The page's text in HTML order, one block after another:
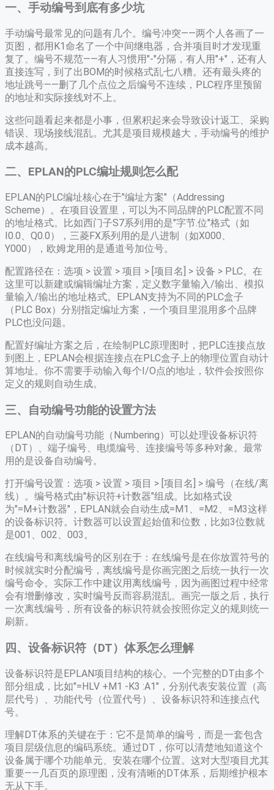
一、手动编号到底有多少坑
手动编号最常见的问题有几个。编号冲突——两个人各画了一
页图，都用K1命名了一个中间继电器，合并项目时才发现重
复了。编号不规范——有人习惯用"-"分隔，有人用"+"，还有人
直接连写，到了出BOM的时候格式乱七八糟。还有最头疼的
地址跳号——删了几个点位之后编号不连续，PLC程序里预留
的地址和实际接线对不上。
这些问题看起来都是小事，但累积起来会导致设计返工、采购
错误、现场接线混乱。尤其是项目规模越大，手动编号的维护
成本越高。
二、EPLAN的PLC编址规则怎么配
EPLAN的PLC编址核心在于"编址方案"（Addressing
Scheme）。在项目设置里，可以为不同品牌的PLC配置不同
的地址格式。比如西门子S7系列用的是"字节.位"格式（如
I0.0、Q0.0），三菱FX系列用的是八进制（如X000、
Y000），欧姆龙用的是通道号加位号。
配置路径在：选项 > 设置 > 项目 > [项目名] > 设备 > PLC。在
这里可以新建或编辑编址方案，定义数字量输入/输出、模拟
量输入/输出的地址格式。EPLAN支持为不同的PLC盒子
（PLC Box）分别指定编址方案，一个项目里混用多个品牌
PLC也没问题。
配置好编址方案之后，在绘制PLC原理图时，把PLC连接点放
到图上，EPLAN会根据连接点在PLC盒子上的物理位置自动计
算地址。你不需要手动输入每个I/O点的地址，软件会按照你
定义的规则自动生成。
三、自动编号功能的设置方法
EPLAN的自动编号功能（Numbering）可以处理设备标识符
（DT）、端子编号、电缆编号、连接编号等多种对象。最常
用的是设备自动编号。
打开编号设置：选项 > 设置 > 项目 > [项目名] > 编号（在线/离
线）。编号格式由"标识符+计数器"组成。比如格式设
为"=M+计数器"，EPLAN就会自动生成=M1、=M2、=M3这样
的设备标识符。计数器可以设置起始值和位数，比如3位数就
是001、002、003。
在线编号和离线编号的区别在于：在线编号是在你放置符号的
时候就实时分配编号，离线编号是你画完图之后统一执行一次
编号命令。实际工作中建议用离线编号，因为画图过程中经常
会有增删修改，实时编号反而容易混乱。画完一版之后，执行
一次离线编号，所有设备的标识符就会按照你定义的规则统一
刷新。
四、设备标识符（DT）体系怎么理解
设备标识符是EPLAN项目结构的核心。一个完整的DT由多个
部分组成，比如"=HLV +M1 -K3 :A1"，分别代表安装位置（高
层代号）、功能代号（位置代号）、设备标识符和连接点代
号。
理解DT体系的关键在于：它不是简单的编号，而是一套包含
项目层级信息的编码系统。通过DT，你可以清楚地知道这个
设备属于哪个功能单元、安装在哪个位置。这对大型项目尤其
重要——几百页的原理图，没有清晰的DT体系，后期维护根本
无从下手。